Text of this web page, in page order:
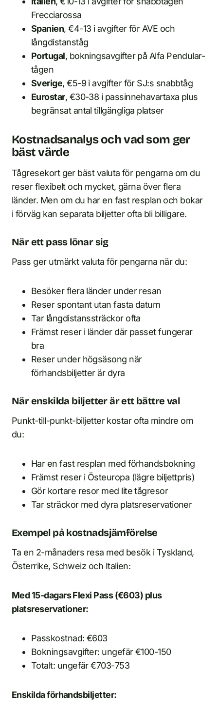
Frecciarossa
Spanien, €4-13 i avgifter för AVE och
långdistanståg
Portugal, bokningsavgifter på Alfa Pendular-
tågen
Sverige, €5-9 i avgifter för SJ:s snabbtåg
Eurostar, €30-38 i passinnehavartaxa plus
begränsat antal tillgängliga platser
Kostnadsanalys och vad som ger
bäst värde
Tågresekort ger bäst valuta för pengarna om du
reser flexibelt och mycket, gärna över flera
länder. Men om du har en fast resplan och bokar
i förväg kan separata biljetter ofta bli billigare.
När ett pass lönar sig
Pass ger utmärkt valuta för pengarna när du:
Besöker flera länder under resan
Reser spontant utan fasta datum
Tar långdistanssträckor ofta
Främst reser i länder där passet fungerar
bra
Reser under högsäsong när
förhandsbiljetter är dyra
När enskilda biljetter är ett bättre val
Punkt-till-punkt-biljetter kostar ofta mindre om
du:
Har en fast resplan med förhandsbokning
Främst reser i Östeuropa (lägre biljettpris)
Gör kortare resor med lite tågresor
Tar sträckor med dyra platsreservationer
Exempel på kostnadsjämförelse
Ta en 2-månaders resa med besök i Tyskland,
Österrike, Schweiz och Italien:
Med 15-dagars Flexi Pass (€603) plus
platsreservationer:
Passkostnad: €603
Bokningsavgifter: ungefär €100-150
Totalt: ungefär €703-753
Enskilda förhandsbiljetter: